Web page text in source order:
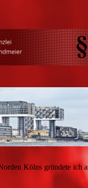
Kölns gründete ich